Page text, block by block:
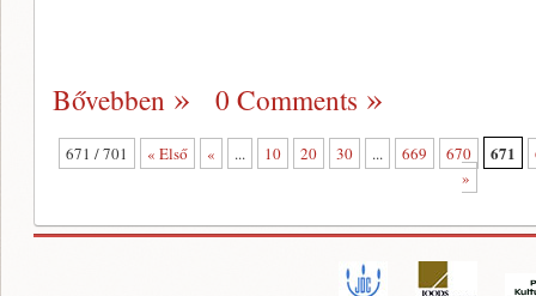
Bővebben 0 Comments
671 / 701 « Első « ... 10 20 30 ... 669 670 671
»